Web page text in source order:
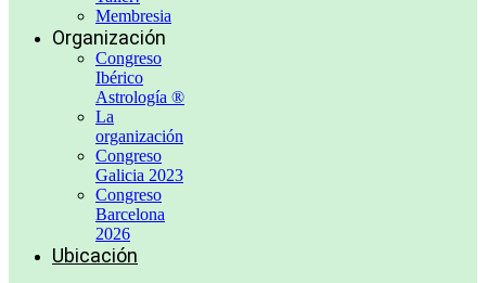
Membresia
Organización
Congreso
Ibérico
Astrología ®
La
organización
Congreso
Galicia 2023
Congreso
Barcelona
2026
Ubicación